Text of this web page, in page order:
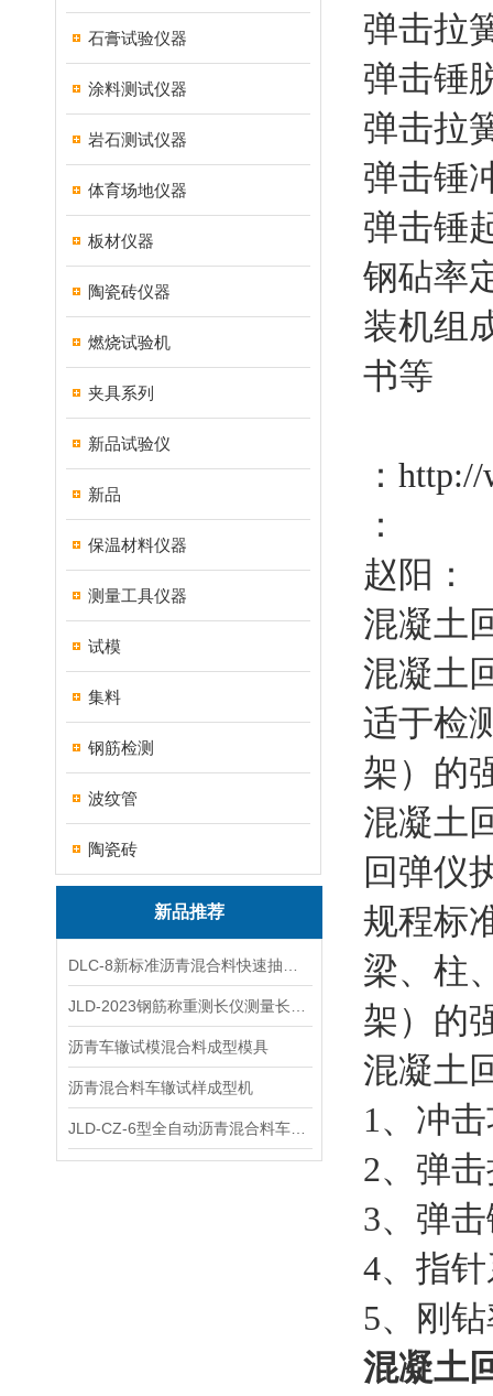
石膏试验仪器
涂料测试仪器
岩石测试仪器
体育场地仪器
板材仪器
陶瓷砖仪器
燃烧试验机
夹具系列
新品试验仪
新品
保温材料仪器
测量工具仪器
试模
集料
钢筋检测
波纹管
陶瓷砖
新品推荐
沥青车辙试模混合料成型模具
沥青混合料车辙试样成型机
弹击拉
弹击锤
弹击拉
弹击锤
弹击锤
钢砧率
装机组
书等
： http://
：
赵阳：
混凝土
混凝土
适于检
架）的
混凝土
回弹仪
规程标
梁、柱
架）的
混凝土
1、冲
2、弹
3、弹
4、指
5、刚
混凝土